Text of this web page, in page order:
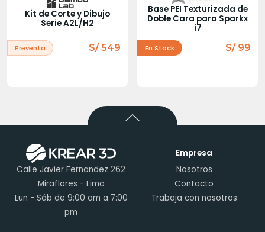
Kit de Corte y Dibujo
Serie A2L/H2
Preventa S/ 549
Base PEI Texturizada de
Doble Cara para Sparkx
i7
En Stock S/ 99
Calle Javier Fernandez 262
Miraflores - Lima
Lun - Sáb de 9:00 am a 7:00
pm
Empresa
Nosotros
Contacto
Trabaja con nosotros